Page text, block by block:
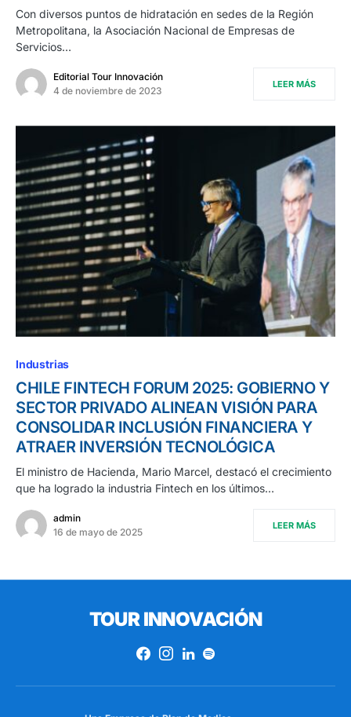
Con diversos puntos de hidratación en sedes de la Región
Metropolitana, la Asociación Nacional de Empresas de
Servicios…
Editorial Tour Innovación
4 de noviembre de 2023
LEER MÁS
Industrias
CHILE FINTECH FORUM 2025: GOBIERNO Y
SECTOR PRIVADO ALINEAN VISIÓN PARA
CONSOLIDAR INCLUSIÓN FINANCIERA Y
ATRAER INVERSIÓN TECNOLÓGICA
El ministro de Hacienda, Mario Marcel, destacó el crecimiento
que ha logrado la industria Fintech en los últimos…
admin
16 de mayo de 2025
LEER MÁS
TOUR INNOVACIÓN